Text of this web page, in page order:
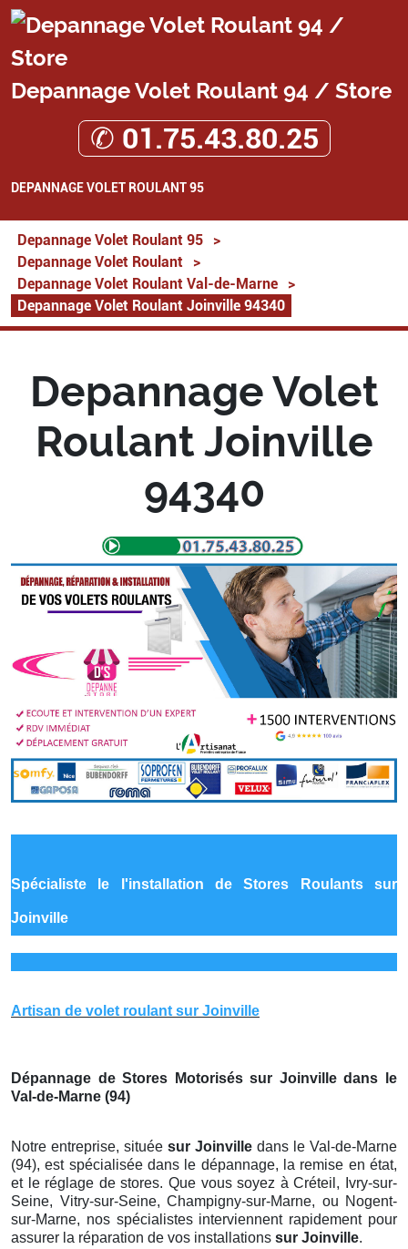
Depannage Volet Roulant 94 / Store
✆ 01.75.43.80.25
DEPANNAGE VOLET ROULANT 95
Depannage Volet Roulant 95
>
Depannage Volet Roulant
>
Depannage Volet Roulant Val-de-Marne
>
Depannage Volet Roulant Joinville 94340
Depannage Volet
Roulant Joinville
94340
Spécialiste le l'installation de Stores Roulants sur
Joinville
Artisan de volet roulant sur Joinville
Dépannage de Stores Motorisés sur Joinville dans le
Val-de-Marne (94)
Notre entreprise, située sur Joinville dans le Val-de-Marne
(94), est spécialisée dans le dépannage, la remise en état,
et le réglage de stores. Que vous soyez à Créteil, Ivry-sur-
Seine, Vitry-sur-Seine, Champigny-sur-Marne, ou Nogent-
sur-Marne, nos spécialistes interviennent rapidement pour
assurer la réparation de vos installations sur Joinville.